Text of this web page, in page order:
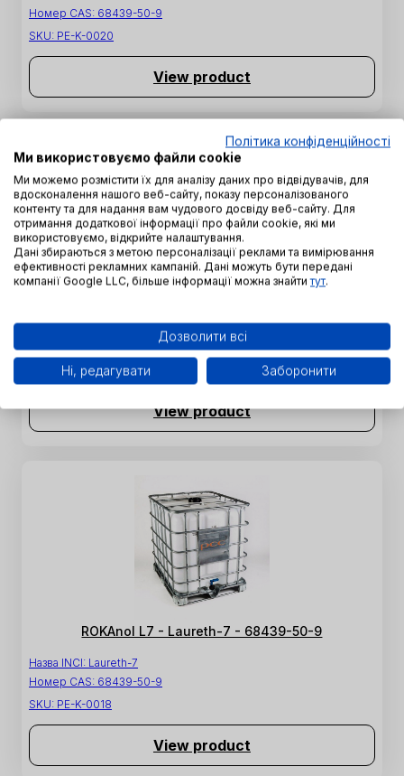
Номер CAS: 68439-50-9
SKU: PE-K-0020
View product
C12-16 Laureth-7
Номер CAS: 68551-12-2
PE-K-0019
View product
ROKAnol L7 - Laureth-7 - 68439-50-9
Назва INCI: Laureth-7
Номер CAS: 68439-50-9
SKU: PE-K-0018
View product
Політика конфіденційності
Ми використовуємо файли cookie
Ми можемо розмістити їх для аналізу даних про відвідувачів, для
вдосконалення нашого веб-сайту, показу персоналізованого
контенту та для надання вам чудового досвіду веб-сайту. Для
отримання додаткової інформації про файли cookie, які ми
використовуємо, відкрийте налаштування.
Дані збираються з метою персоналізації реклами та вимірювання
ефективності рекламних кампаній. Дані можуть бути передані
компанії Google LLC, більше інформації можна знайтитут.
Дозволити всі
Ні, редагувати Заборонити